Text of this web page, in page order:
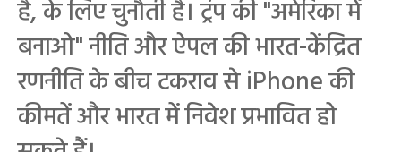
है, के लिए चुनौती है। ट्रंप की "अमेरिका में
बनाओ" नीति और ऐपल की भारत-केंद्रित
रणनीति के बीच टकराव से iPhone की
कीमतें और भारत में निवेश प्रभावित हो